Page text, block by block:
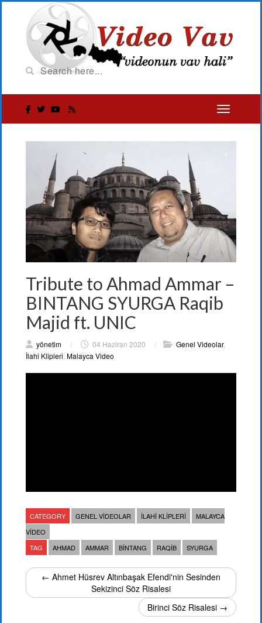
Tribute to Ahmad Ammar –
BINTANG SYURGA Raqib
Majid ft. UNIC
yönetim / 04 Haziran 2020 / Genel Videolar,
İlahi Klipleri Malayca Video
CATEGORY GENEL VIDEOLAR İLAHI KLIPLERI
MALAYCA
VIDEO
TAG
AHMAD AMMAR BINTANG RAQIB SYURGA
← Ahmet Hüsrev Altınbaşak Efendi'nin Sesinden
Sekizinci Söz Risalesi
Birinci Söz Risalesi →